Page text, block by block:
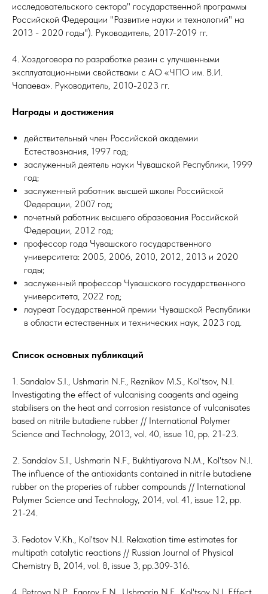
исследовательского сектора" государственной программы
Российской Федерации "Развитие науки и технологий" на
2013 - 2020 годы"). Руководитель, 2017-2019 гг.
4. Хоздоговора по разработке резин с улучшенными
эксплуатационными свойствами с АО «ЧПО им. В.И.
Чапаева». Руководитель, 2010-2023 гг.
Награды и достижения
действительный член Российской академии
Естествознания, 1997 год;
заслуженный деятель науки Чувашской Республики, 1999
год;
заслуженный работник высшей школы Российской
Федерации, 2007 год;
почетный работник высшего образования Российской
Федерации, 2012 год;
профессор года Чувашского государственного
университета: 2005, 2006, 2010, 2012, 2013 и 2020
годы;
заслуженный профессор Чувашского государственного
университета, 2022 год;
лауреат Государственной премии Чувашской Республики
в области естественных и технических наук, 2023 год.
Список основных публикаций
1. Sandalov S.I., Ushmarin N.F., Reznikov M.S., Kol'tsov, N.I.
Investigating the effect of vulcanising coagents and ageing
stabilisers on the heat and corrosion resistance of vulcanisates
based on nitrile butadiene rubber // International Polymer
Science and Technology, 2013, vol. 40, issue 10, pp. 21-23.
2. Sandalov S.I., Ushmarin N.F., Bukhtiyarova N.M., Kol'tsov N.I.
The influence of the antioxidants contained in nitrile butadiene
rubber on the properies of rubber compounds // International
Polymer Science and Technology, 2014, vol. 41, issue 12, pp.
21-24.
3. Fedotov V.Kh., Kol'tsov N.I. Relaxation time estimates for
multipath catalytic reactions // Russian Journal of Physical
Chemistry B, 2014, vol. 8, issue 3, pp.309-316.